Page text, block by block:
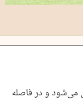
می‌شود و در فاصله